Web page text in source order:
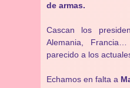
de armas.
Cascan los
Alemania,
parecido a los
Echamos en falta a